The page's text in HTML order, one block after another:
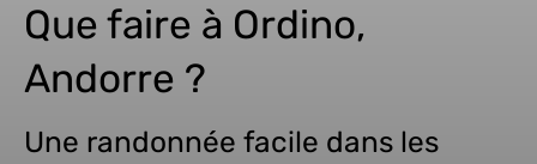
Que faire à Ordino,
Andorre ?
Une randonnée facile dans les